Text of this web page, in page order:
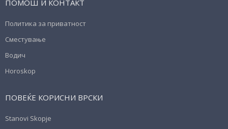
ПОМОШ И КОНТАКТ
Политика за приватност
Сместување
Водич
Horoskop
ПОВЕЌЕ КОРИСНИ ВРСКИ
Stanovi Skopje